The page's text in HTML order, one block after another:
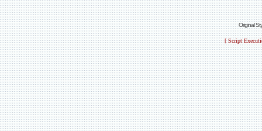
Original
[ Script